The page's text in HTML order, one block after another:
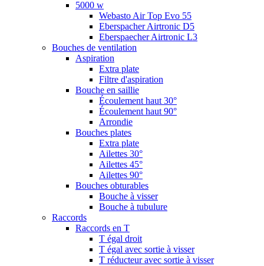
5000 w
Webasto Air Top Evo 55
Eberspacher Airtronic D5
Eberspaecher Airtronic L3
Bouches de ventilation
Aspiration
Extra plate
Filtre d'aspiration
Bouche en saillie
Écoulement haut 30°
Écoulement haut 90°
Arrondie
Bouches plates
Extra plate
Ailettes 30°
Ailettes 45°
Ailettes 90°
Bouches obturables
Bouche à visser
Bouche à tubulure
Raccords
Raccords en T
T égal droit
T égal avec sortie à visser
T réducteur avec sortie à visser